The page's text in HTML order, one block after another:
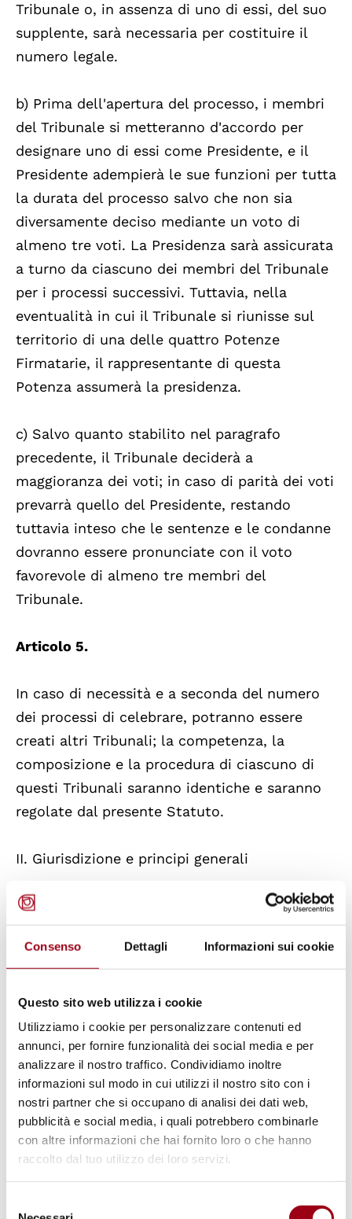
Consenso Dettagli Informazioni sui cookie
Questo sito web utilizza i cookie
Utilizziamo i cookie per personalizzare contenuti ed
annunci, per fornire funzionalità dei social media e per
analizzare il nostro traffico. Condividiamo inoltre
informazioni sul modo in cui utilizzi il nostro sito con i
nostri partner che si occupano di analisi dei dati web,
pubblicità e social media, i quali potrebbero combinarle
con altre informazioni che hai fornito loro o che hanno
raccolto dal tuo utilizzo dei loro servizi.
Tribunale o, in assenza di uno di essi, del suo
supplente, sarà necessaria per costituire il
numero legale.
b) Prima dell'apertura del processo, i membri
del Tribunale si metteranno d'accordo per
designare uno di essi come Presidente, e il
Presidente adempierà le sue funzioni per tutta
la durata del processo salvo che non sia
diversamente deciso mediante un voto di
almeno tre voti. La Presidenza sarà assicurata
a turno da ciascuno dei membri del Tribunale
per i processi successivi. Tuttavia, nella
eventualità in cui il Tribunale si riunisse sul
territorio di una delle quattro Potenze
Firmatarie, il rappresentante di questa
Potenza assumerà la presidenza.
c) Salvo quanto stabilito nel paragrafo
precedente, il Tribunale deciderà a
maggioranza dei voti; in caso di parità dei voti
prevarrà quello del Presidente, restando
tuttavia inteso che le sentenze e le condanne
dovranno essere pronunciate con il voto
favorevole di almeno tre membri del
Tribunale.
Articolo 5.
In caso di necessità e a seconda del numero
dei processi di celebrare, potranno essere
creati altri Tribunali; la competenza, la
composizione e la procedura di ciascuno di
questi Tribunali saranno identiche e saranno
regolate dal presente Statuto.
II. Giurisdizione e principi generali
Articolo 6.
Il Tribunale istituito in base all'Accordo
giudizio e la punizione dei grandi criminali di
guerra dei paesi europei dell'Asse sarà
competente a giudicare e punire tutti coloro
che, agendo per conto dei Paesi Europei
dell'Asse, avranno commesso sia
individualmente, sia quali membri di una
organizzazione, uno dei delitti seguenti.
essi, costituiscono crimini sottoposti alla